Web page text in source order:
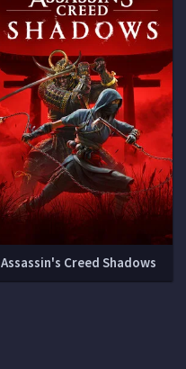
Assassin's Creed Shadows